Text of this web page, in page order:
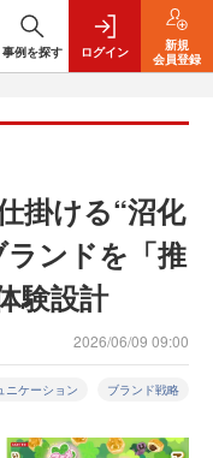
事例を探す ログイン
新規
会員登録
掛ける“沼化
ンドを「推
験設計
2026/06/09 09:00
ニケーション ブランド戦略